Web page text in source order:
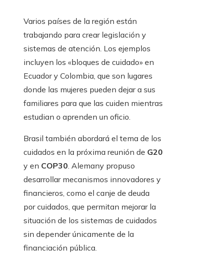
Varios países de la región están
trabajando para crear legislación y
sistemas de atención. Los ejemplos
incluyen los «bloques de cuidado» en
Ecuador y Colombia, que son lugares
donde las mujeres pueden dejar a sus
familiares para que las cuiden mientras
estudian o aprenden un oficio.
Brasil también abordará el tema de los
cuidados en la próxima reunión de G20
y en COP30. Alemany propuso
desarrollar mecanismos innovadores y
financieros, como el canje de deuda
por cuidados, que permitan mejorar la
situación de los sistemas de cuidados
sin depender únicamente de la
financiación pública.